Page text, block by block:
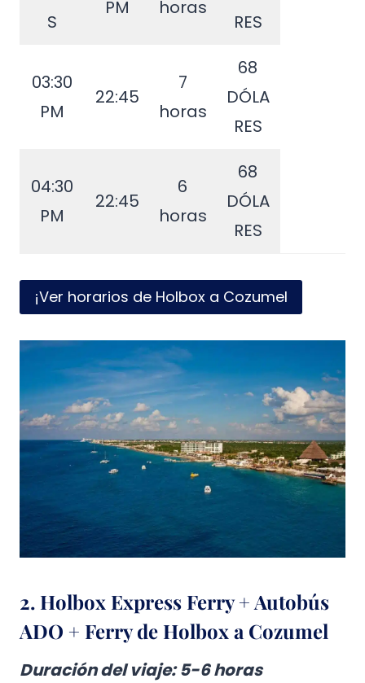
S
PM
horas
RES
03:30
PM
22:45
7
horas
68
DÓLA
RES
04:30
PM
22:45
6
horas
68
DÓLA
RES
¡Ver horarios de Holbox a Cozumel
2. Holbox Express Ferry + Autobús
ADO + Ferry de Holbox a Cozumel
Duración del viaje: 5-6 horas